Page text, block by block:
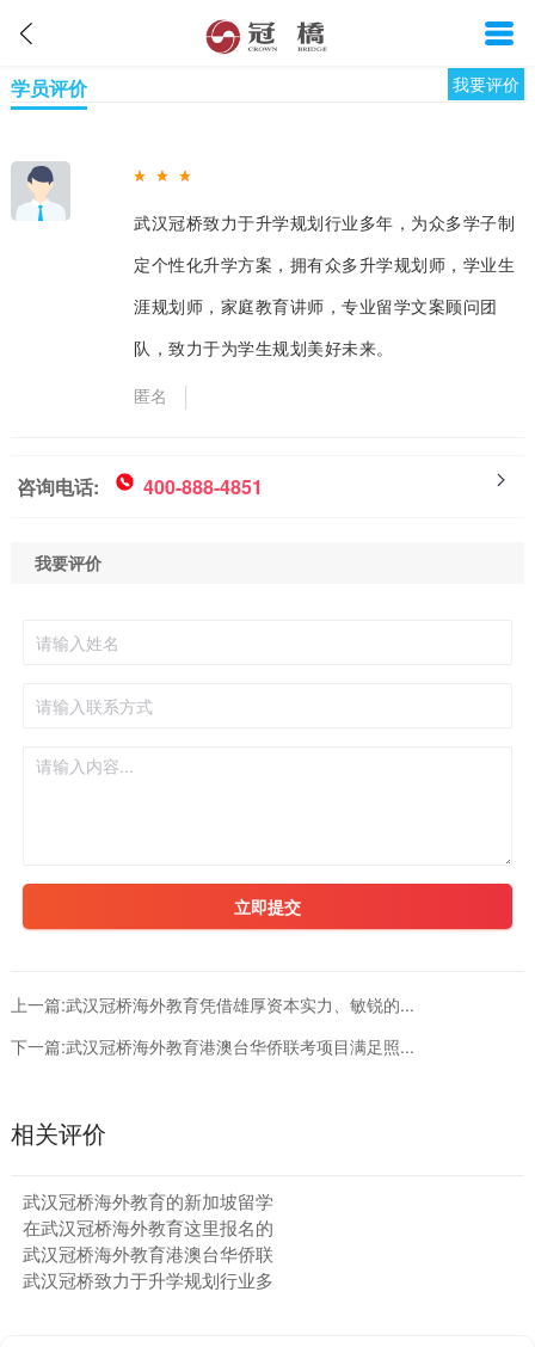
学员评价 我要评价
武汉冠桥致力于升学规划行业多年，为众多学子制
定个性化升学方案，拥有众多升学规划师，学业生
涯规划师，家庭教育讲师，专业留学文案顾问团
队，致力于为学生规划美好未来。
匿名
咨询电话: 400-888-4851
我要评价
立即提交
上一篇:武汉冠桥海外教育凭借雄厚资本实力、敏锐的...
下一篇:武汉冠桥海外教育港澳台华侨联考项目满足照...
相关评价
武汉冠桥海外教育的新加坡留学
在武汉冠桥海外教育这里报名的
武汉冠桥海外教育港澳台华侨联
武汉冠桥致力于升学规划行业多